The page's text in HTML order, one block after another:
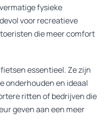
fysieke
voor recreatieve
die meer comfort
essentieel. Ze zijn
onderhouden en ideaal
ritten of bedrijven die
geven aan een meer